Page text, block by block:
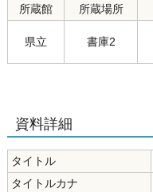
所蔵館 所蔵場所
県立 書庫2
資料詳細
タイトル
タイトルカナ